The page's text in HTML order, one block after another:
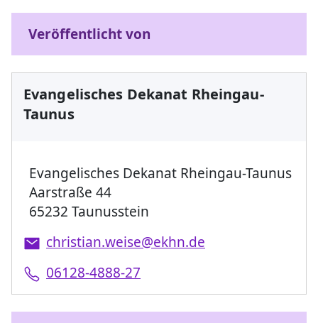
Veröffentlicht von
Evangelisches Dekanat Rheingau-
Taunus
Evangelisches Dekanat Rheingau-Taunus
Aarstraße 44
65232 Taunusstein
christian.weise@ekhn.de
06128-4888-27